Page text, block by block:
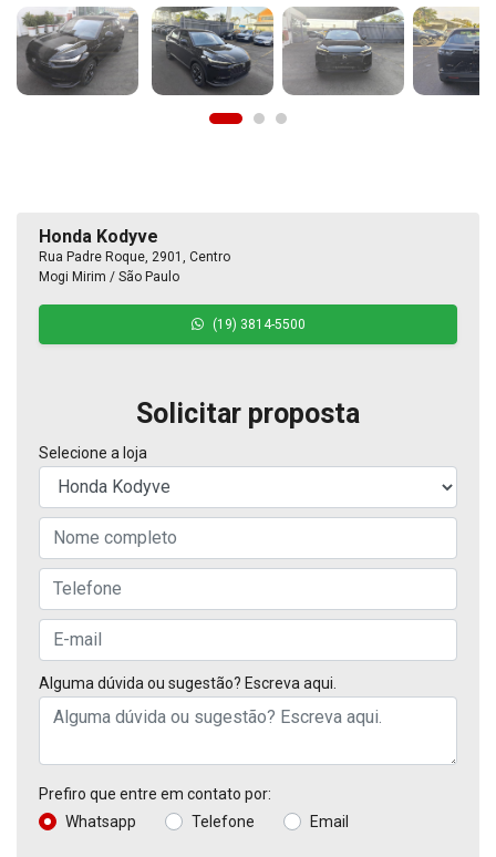
Honda Kodyve
Rua Padre Roque, 2901, Centro
Mogi Mirim / São Paulo
(19) 3814-5500
Solicitar proposta
Selecione a loja
Alguma dúvida ou sugestão? Escreva aqui.
Prefiro que entre em contato por:
Whatsapp
Telefone Email